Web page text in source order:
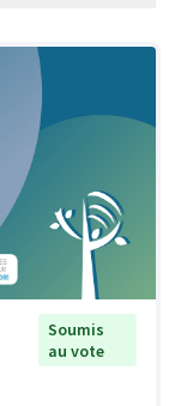
Soumis
au vote